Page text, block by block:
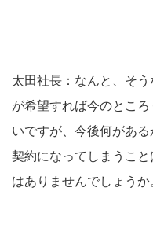
太田社長：なんと、そ
が希望すれば今のとこ
いですが、今後何があ
契約になってしまうこ
はありませんでしょうか